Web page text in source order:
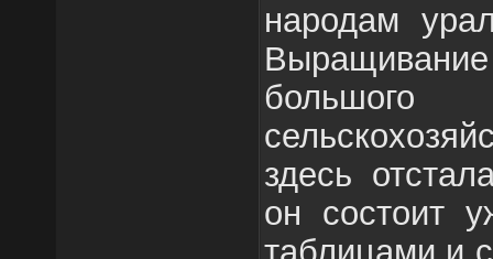
народам
здесь
он состоит
таблицами и